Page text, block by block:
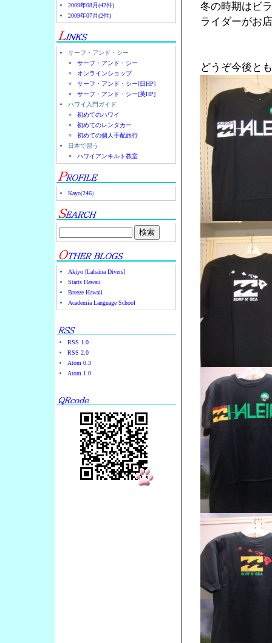
2009年08月(42件)
2009年07月(2件)
サーフ・アンド・シー
サーフ・アンド・シー
オンラインショップ
サーフ・アンド・シー[日HP]
サーフ・アンド・シー[英HP]
ハワイ入門ガイド
初めてのハワイ
初めてのレンタカー
初めての個人手配旅行
日本で習う
ハワイアンキルト教室
Kayo(246)
Akiyo [Lahaina Divers]
Starts Hawaii
Breeze Hawaii
Academia Language School
RSS 1.0
RSS 2.0
Atom 0.3
Atom 1.0
冬の時期はビ
ライダーがお
どうぞ今後と